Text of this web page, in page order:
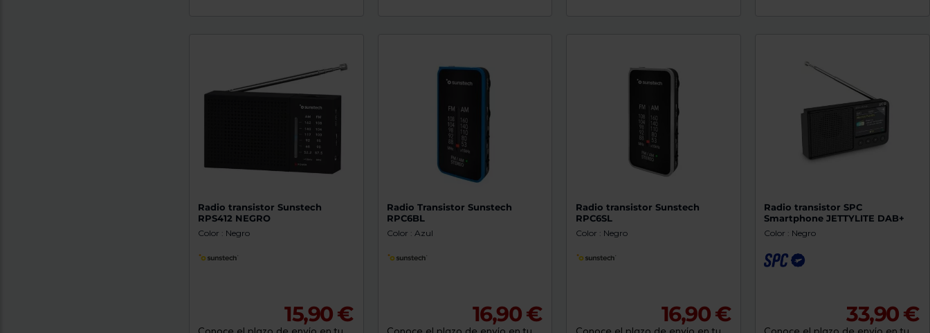
Radio transistor Sunstech
RPS412 NEGRO
Color : Negro
15,90 €
Radio Transistor Sunstech
RPC6BL
Color : Azul
16,90 €
Radio transistor Sunstech
RPC6SL
Color : Negro
16,90 €
Radio transistor SPC
Smartphone JETTYLITE DAB+
Color : Negro
33,90 €